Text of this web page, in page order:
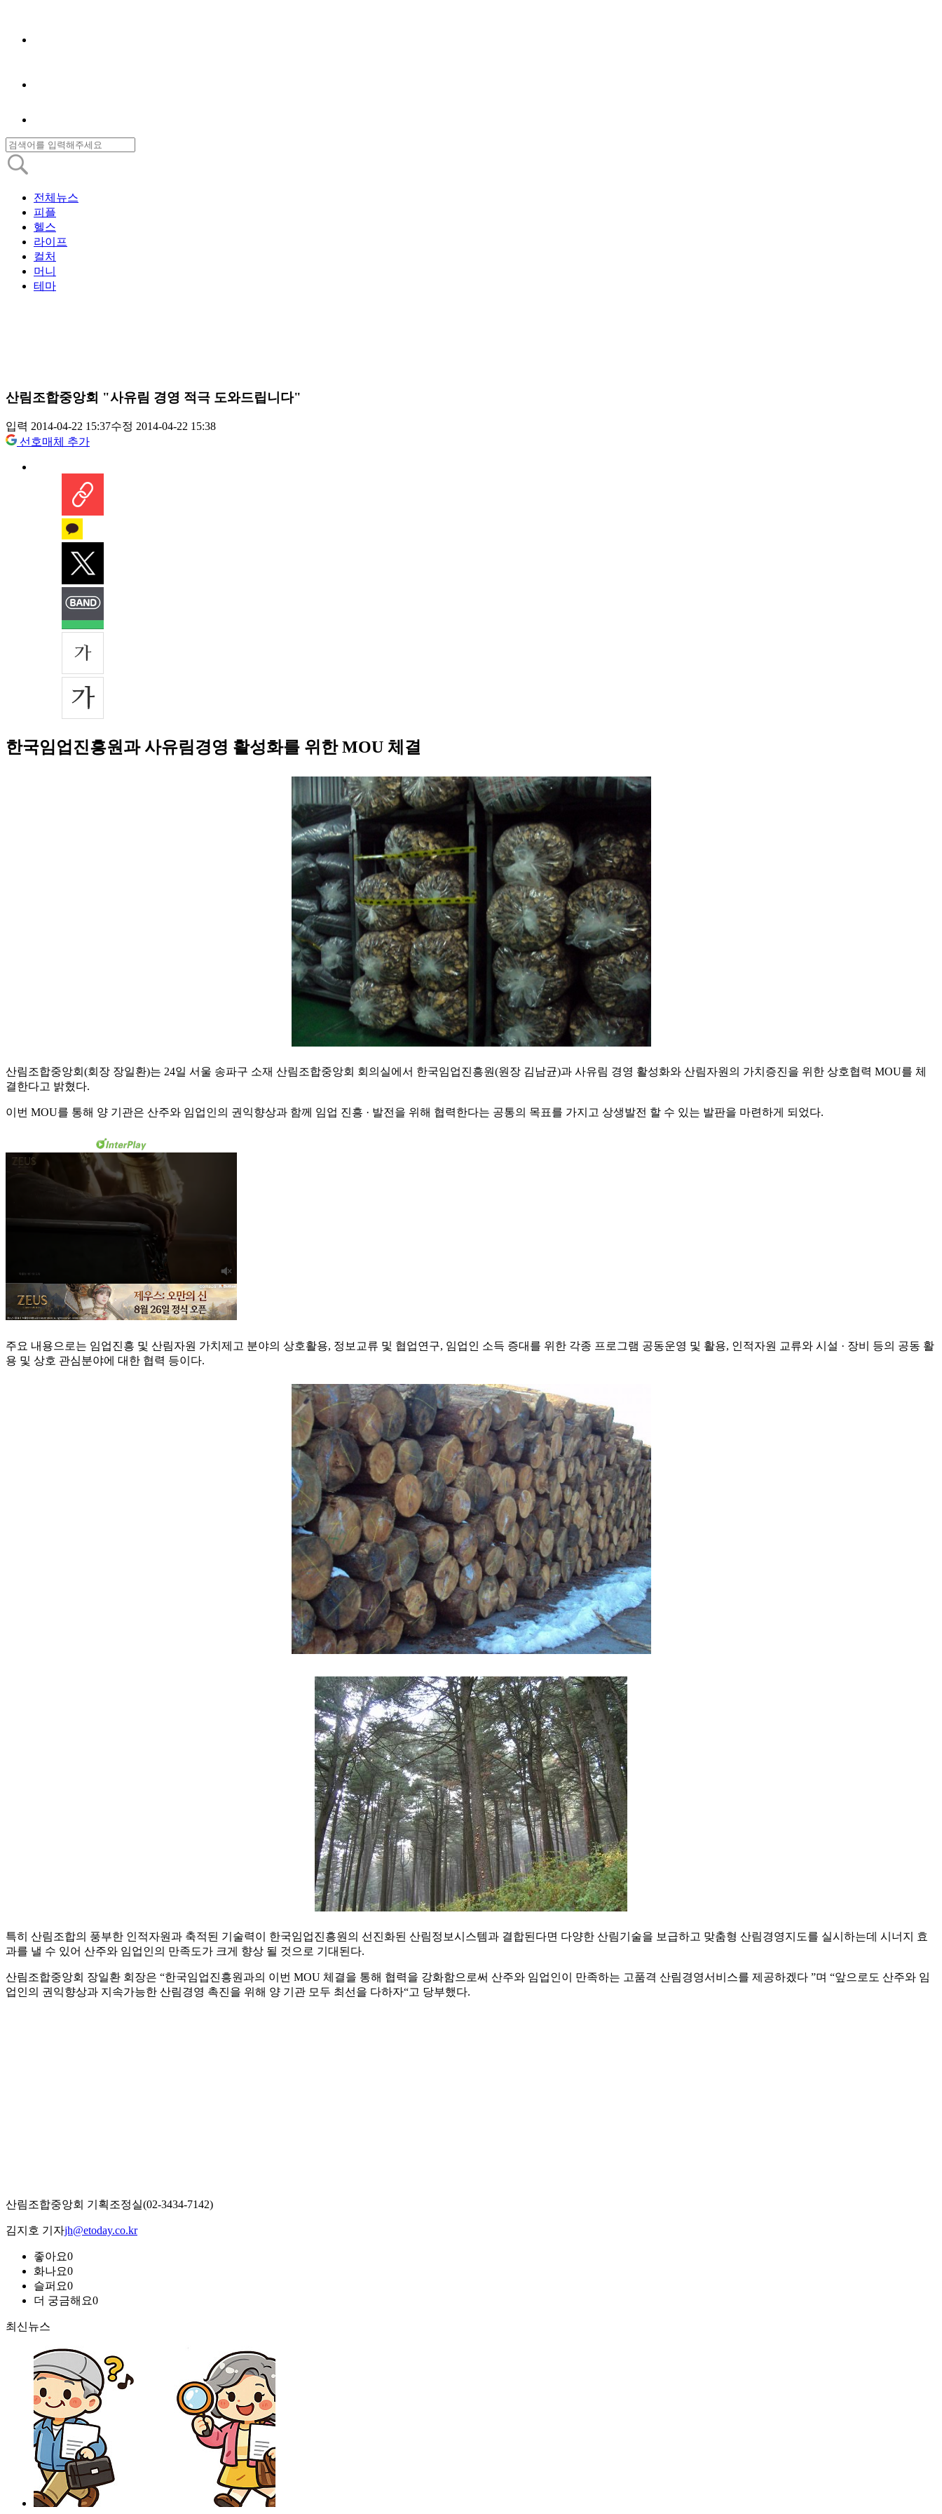
전체뉴스
피플
헬스
라이프
컬처
머니
테마
산림조합중앙회 "사유림 경영 적극 도와드립니다"
입력 2014-04-22 15:37수정 2014-04-22 15:38
선호매체 추가
한국임업진흥원과 사유림경영 활성화를 위한 MOU 체결
산림조합중앙회(회장 장일환)는 24일 서울 송파구 소재 산림조합중앙회 회의실에서 한국임업진흥원(원장 김남균)과 사유림 경영 활성화와 산림자원의 가치증진을 위한 상호협력 MOU를 체
결한다고 밝혔다.
이번 MOU를 통해 양 기관은 산주와 임업인의 권익향상과 함께 임업 진흥 · 발전을 위해 협력한다는 공통의 목표를 가지고 상생발전 할 수 있는 발판을 마련하게 되었다.
주요 내용으로는 임업진흥 및 산림자원 가치제고 분야의 상호활용, 정보교류 및 협업연구, 임업인 소득 증대를 위한 각종 프로그램 공동운영 및 활용, 인적자원 교류와 시설 · 장비 등의 공동 활
용 및 상호 관심분야에 대한 협력 등이다.
특히 산림조합의 풍부한 인적자원과 축적된 기술력이 한국임업진흥원의 선진화된 산림정보시스템과 결합된다면 다양한 산림기술을 보급하고 맞춤형 산림경영지도를 실시하는데 시너지 효
과를 낼 수 있어 산주와 임업인의 만족도가 크게 향상 될 것으로 기대된다.
산림조합중앙회 장일환 회장은 “한국임업진흥원과의 이번 MOU 체결을 통해 협력을 강화함으로써 산주와 임업인이 만족하는 고품격 산림경영서비스를 제공하겠다 ”며 “앞으로도 산주와 임
업인의 권익향상과 지속가능한 산림경영 촉진을 위해 양 기관 모두 최선을 다하자“고 당부했다.
산림조합중앙회 기획조정실(02-3434-7142)
김지호 기자jh@etoday.co.kr
좋아요0
화나요0
슬퍼요0
더 궁금해요0
최신뉴스